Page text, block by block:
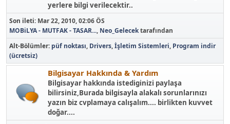
yerlere bilgi verilecektir..
Son ileti: Mar 22, 2010, 02:06 ÖS
MOBiLYA - MUTFAK - TASAR..., Neo_Gelecektarafından
Alt-Bölümler püf noktası Drivers İşletim Sistemleri Program indir
(ücretsiz)
Bilgisayar Hakkında & Yardım
Bilgisayar hakkında istediginizi paylaşa
bilirsiniz,Burada bilgisayla alakalı sorunlarınızı
yazın biz cvplamaya calışalım.... birlikten kuvvet
doğar....